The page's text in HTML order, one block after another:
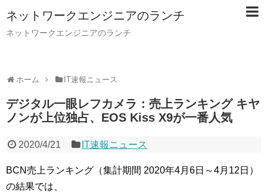
ネットワークエンジニアのランチ
ネットワークエンジニアのランチ
ホーム IT速報ニュース
デジタル一眼レフカメラ：売上ランキング キヤ
ノンが上位独占、EOS Kiss X9が一番人気
2020/4/21 IT速報ニュース
BCN売上ランキング（集計期間 2020年4月6日～4月12日）
の結果では、